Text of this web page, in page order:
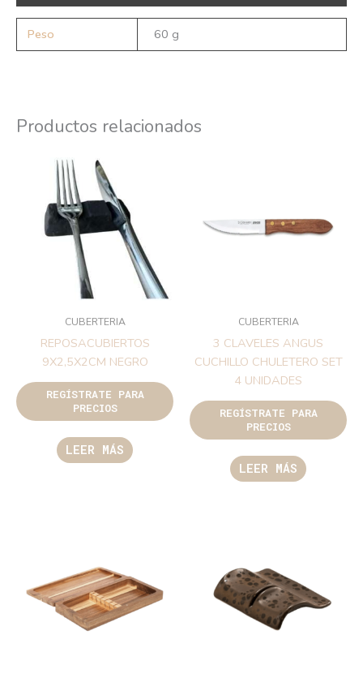
Peso 60 g
Productos relacionados
CUBERTERIA
REPOSACUBIERTOS
9X2,5X2CM NEGRO
REGÍSTRATE PARA
PRECIOS
LEER MÁS
CUBERTERIA
3 CLAVELES ANGUS
CUCHILLO CHULETERO SET
4 UNIDADES
REGÍSTRATE PARA
PRECIOS
LEER MÁS